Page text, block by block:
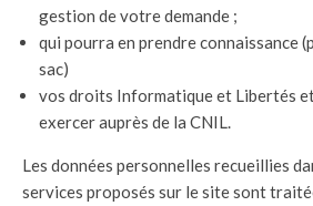
gestion de votre demande ;
qui pourra en prendre connaissance
sac)
vos droits Informatique et Libertés
exercer auprès de la CNIL.
Les données personnelles recueillies
services proposés sur le site sont